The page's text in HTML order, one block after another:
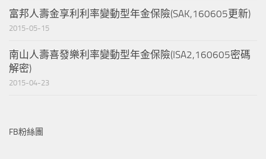
富邦人壽金享利利率變動型年金保險(SAK,160605更新)
2015-05-15
南山人壽喜發樂利率變動型年金保險(ISA2,160605密碼
解密)
2015-04-23
FB粉絲團